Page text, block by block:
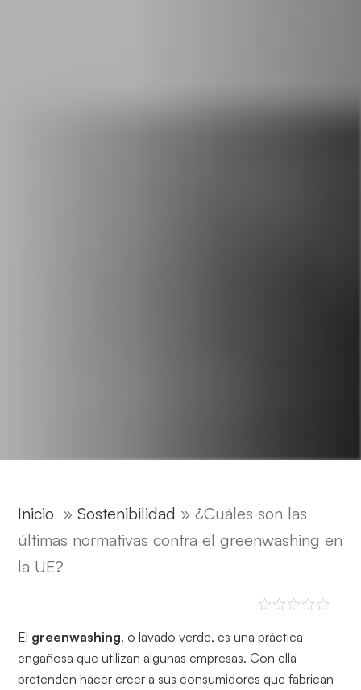
Inicio »Sostenibilidad »¿Cuáles son las
últimas normativas contra el greenwashing en
la UE?
El greenwashing, o lavado verde, es una práctica
engañosa que utilizan algunas empresas. Con ella
pretenden hacer creer a sus consumidores que fabrican